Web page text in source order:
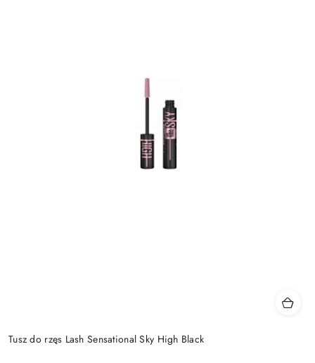
Tusz do rzęs Lash Sensational Sky High Black